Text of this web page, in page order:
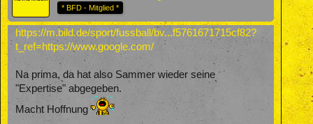
* BFD - Mitglied *
https://m.bild.de/sport/fussball/bv...f5761671715cf82?
t_ref=https://www.google.com/
Na prima, da hat also Sammer wieder seine
"Expertise" abgegeben.
Macht Hoffnung